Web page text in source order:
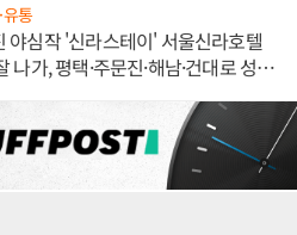
유통
야심작 '신라스테이' 서울신라호텔
나가, 평택·주문진·해남·건대로 성